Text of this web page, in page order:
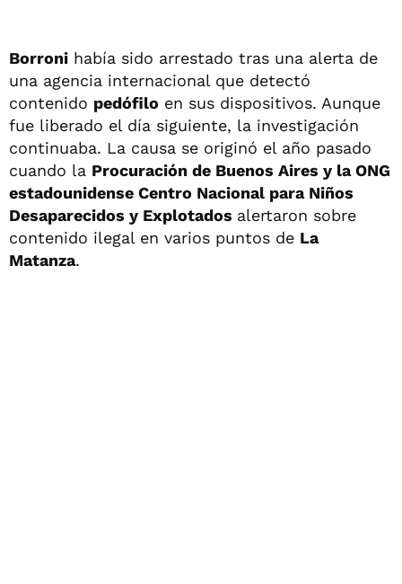
Borroni había sido arrestado tras una alerta de
una agencia internacional que detectó
contenido pedófilo en sus dispositivos. Aunque
fue liberado el día siguiente, la investigación
continuaba. La causa se originó el año pasado
cuando la Procuración de Buenos Aires y la ONG
estadounidense Centro Nacional para Niños
Desaparecidos y Explotados alertaron sobre
contenido ilegal en varios puntos de La
Matanza.